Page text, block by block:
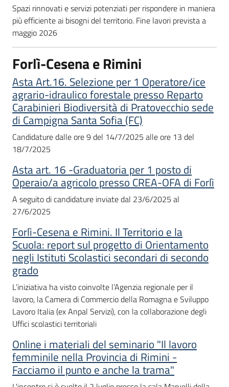
Spazi rinnovati e servizi potenziati per rispondere in maniera
più efficiente ai bisogni del territorio. Fine lavori prevista a
maggio 2026
Forlì-Cesena e Rimini
Asta Art.16. Selezione per 1 Operatore/ice
agrario-idraulico forestale presso Reparto
Carabinieri Biodiversità di Pratovecchio sede
di Campigna Santa Sofia (FC)
Candidature dalle ore 9 del 14/7/2025 alle ore 13 del
18/7/2025
Asta art. 16 -Graduatoria per 1 posto di
Operaio/a agricolo presso CREA-OFA di Forlì
A seguito di candidature inviate dal 23/6/2025 al
27/6/2025
Forlì-Cesena e Rimini. Il Territorio e la
Scuola: report sul progetto di Orientamento
negli Istituti Scolastici secondari di secondo
grado
L’iniziativa ha visto coinvolte l’Agenzia regionale per il
lavoro, la Camera di Commercio della Romagna e Sviluppo
Lavoro Italia (ex Anpal Servizi), con la collaborazione degli
Uffici scolastici territoriali
Online i materiali del seminario "Il lavoro
femminile nella Provincia di Rimini -
Facciamo il punto e anche la trama"